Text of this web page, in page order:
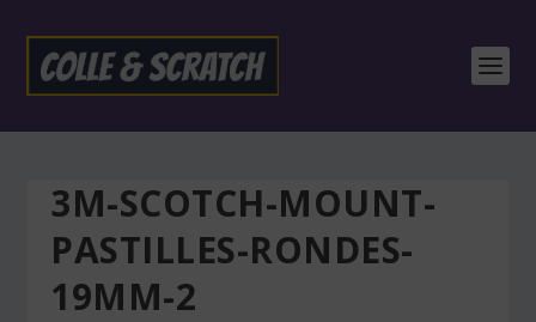
3M-SCOTCH-MOUNT-
PASTILLES-RONDES-
19MM-2